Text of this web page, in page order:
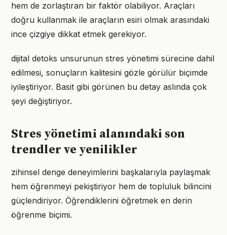
hem de zorlaştıran bir faktör olabiliyor. Araçları
doğru kullanmak ile araçların esiri olmak arasındaki
ince çizgiye dikkat etmek gerekiyor.
dijital detoks unsurunun stres yönetimi sürecine dahil
edilmesi, sonuçların kalitesini gözle görülür biçimde
iyileştiriyor. Basit gibi görünen bu detay aslında çok
şeyi değiştiriyor.
Stres yönetimi alanındaki son
trendler ve yenilikler
zihinsel denge deneyimlerini başkalarıyla paylaşmak
hem öğrenmeyi pekiştiriyor hem de topluluk bilincini
güçlendiriyor. Öğrendiklerini öğretmek en derin
öğrenme biçimi.